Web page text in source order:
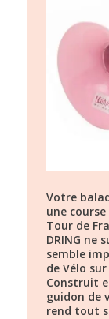
Votre
une course
Tour de
DRING ne
semble
de Vélo
Construit
guidon de
rend tout